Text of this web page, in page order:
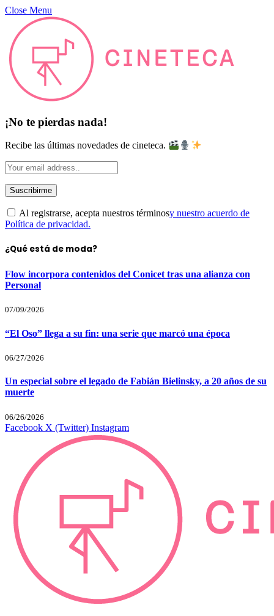
Close Menu
¡No te pierdas nada!
Recibe las últimas novedades de cineteca.
Al registrarse, acepta nuestros términosy nuestro acuerdo de
Política de privacidad.
¿Qué está de moda?
Flow incorpora contenidos del Conicet tras una alianza con
Personal
07/09/2026
“El Oso” llega a su fin: una serie que marcó una época
06/27/2026
Un especial sobre el legado de Fabián Bielinsky, a 20 años de su
muerte
06/26/2026
Facebook X (Twitter) Instagram